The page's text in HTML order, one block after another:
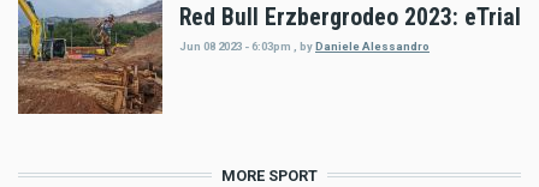
Red Bull Erzbergrodeo 2023: eTrial
Jun 08 2023 - 6:03pm byDaniele Alessandro
MORE SPORT